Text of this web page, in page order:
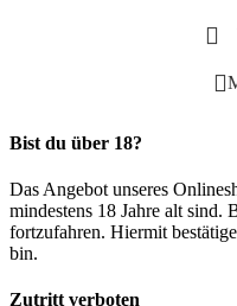
Bist du über 18?
Das Angebot unseres
mindestens 18 Jahre alt sind.
fortzufahren. Hiermit
bin.
Zutritt verboten